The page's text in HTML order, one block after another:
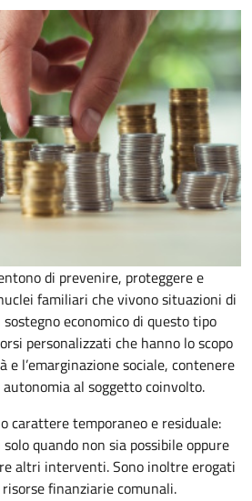
di prevenire, proteggere e
familiari che vivono situazioni di
economico di questo tipo
personalizzati che hanno lo scopo
l’emarginazione sociale, contenere
al soggetto coinvolto.
carattere temporaneo e residuale:
quando non sia possibile oppure
altri interventi. Sono inoltre erogati
finanziarie comunali.